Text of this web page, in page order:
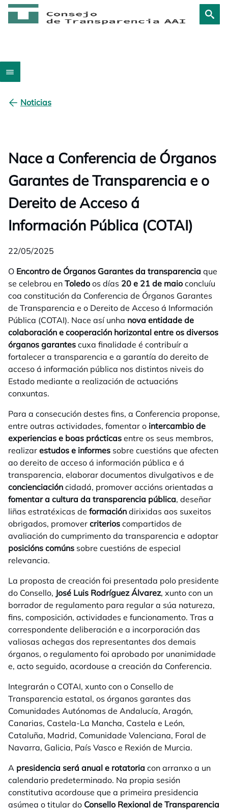
Noticias
Nace a Conferencia de Órganos
Garantes de Transparencia e o
Dereito de Acceso á
Información Pública (COTAI)
22/05/2025
O Encontro de Órganos Garantes da transparencia que
se celebrou en Toledo os días 20 e 21 de maio concluíu
coa constitución da Conferencia de Órganos Garantes
de Transparencia e o Dereito de Acceso á Información
Pública (COTAI). Nace así unha nova entidade de
colaboración e cooperación horizontal entre os diversos
órganos garantes cuxa finalidade é contribuír a
fortalecer a transparencia e a garantía do dereito de
acceso á información pública nos distintos niveis do
Estado mediante a realización de actuacións
conxuntas.
Para a consecución destes fins, a Conferencia proponse,
entre outras actividades, fomentar o intercambio de
experiencias e boas prácticas entre os seus membros,
realizar estudos e informes sobre cuestións que afecten
ao dereito de acceso á información pública e á
transparencia, elaborar documentos divulgativos e de
concienciación cidadá, promover accións orientadas a
fomentar a cultura da transparencia pública, deseñar
liñas estratéxicas de formación dirixidas aos suxeitos
obrigados, promover criterios compartidos de
avaliación do cumprimento da transparencia e adoptar
posicións comúns sobre cuestións de especial
relevancia.
La proposta de creación foi presentada polo presidente
do Consello, José Luis Rodríguez Álvarez, xunto con un
borrador de regulamento para regular a súa natureza,
fins, composición, actividades e funcionamento. Tras a
correspondente deliberación e a incorporación das
valiosas achegas dos representantes dos demais
órganos, o regulamento foi aprobado por unanimidade
e, acto seguido, acordouse a creación da Conferencia.
Integrarán o COTAI, xunto con o Consello de
Transparencia estatal, os órganos garantes das
Comunidades Autónomas de Andalucía, Aragón,
Canarias, Castela-La Mancha, Castela e León,
Cataluña, Madrid, Comunidade Valenciana, Foral de
Navarra, Galicia, País Vasco e Rexión de Murcia.
A presidencia será anual e rotatoria con arranxo a un
calendario predeterminado. Na propia sesión
constitutiva acordouse que a primeira presidencia
asúmea o titular do Consello Rexional de Transparencia